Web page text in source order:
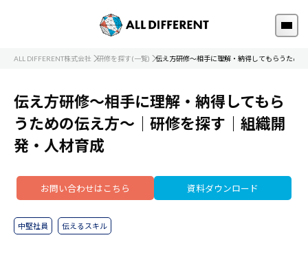
ALL DIFFERENT株式会社 研修を探す(一覧) 伝え方研修～相手に理解・納得してもらうため
伝え方研修～相手に理解・納得してもら
うための伝え方～｜研修を探す｜組織開
発・人材育成
中堅社員 伝えるスキル
お問い合わせはこちら 資料ダウンロード